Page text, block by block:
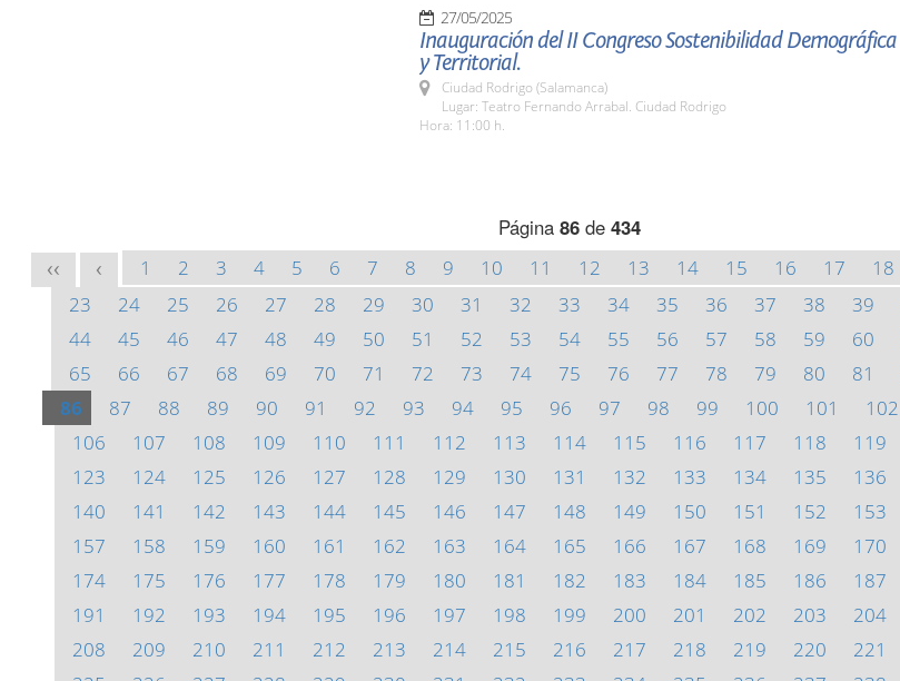
27/05/2025
Inauguración del II Congreso Sostenibilidad Demográfica
y Territorial.
Ciudad Rodrigo (Salamanca)
Lugar: Teatro Fernando Arrabal. Ciudad Rodrigo
Hora: 11:00 h.
Página 86 de 434
<< < 1 2 3 4 5 6 7 8 9 10 11 12 13 14 15 16 17 18
23
24 25 26 27 28 29 30 31 32 33 34 35 36 37 38 39
44
45 46 47 48 49 50 51 52 53 54 55 56 57 58 59 60
65
66 67 68 69 70 71 72 73 74 75 76 77 78 79 80 81
86
87 88 89 90 91 92 93 94 95 96 97 98 99 100 101 102
106
107 108 109 110 111 112 113 114 115 116 117 118 119
123
124 125 126 127 128 129 130 131 132 133 134 135 136
140
141 142 143 144 145 146 147 148 149 150 151 152 153
157
158 159 160 161 162 163 164 165 166 167 168 169 170
174
175 176 177 178 179 180 181 182 183 184 185 186 187
191
192 193 194 195 196 197 198 199 200 201 202 203 204
208
209 210 211 212 213 214 215 216 217 218 219 220 221